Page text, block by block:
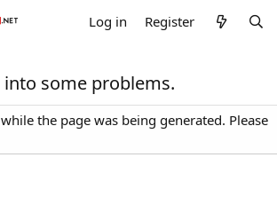
Log in Register
into some problems.
the page was being generated. Please